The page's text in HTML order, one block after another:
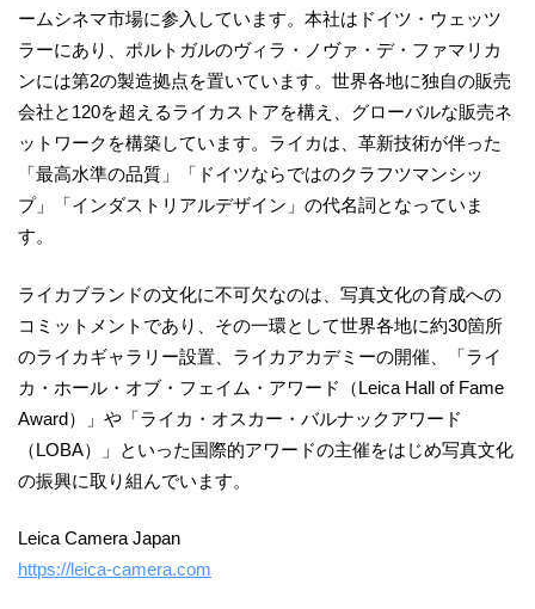
ームシネマ市場に参入しています。本社はドイツ・ウェッツ
ラーにあり、ポルトガルのヴィラ・ノヴァ・デ・ファマリカ
ンには第2の製造拠点を置いています。世界各地に独自の販売
会社と120を超えるライカストアを構え、グローバルな販売ネ
ットワークを構築しています。ライカは、革新技術が伴った
「最高水準の品質」「ドイツならではのクラフツマンシッ
プ」「インダストリアルデザイン」の代名詞となっていま
す。
ライカブランドの文化に不可欠なのは、写真文化の育成への
コミットメントであり、その一環として世界各地に約30箇所
のライカギャラリー設置、ライカアカデミーの開催、「ライ
カ・ホール・オブ・フェイム・アワード（Leica Hall of Fame
Award）」や「ライカ・オスカー・バルナックアワード
（LOBA）」といった国際的アワードの主催をはじめ写真文化
の振興に取り組んでいます。
Leica Camera Japan
https://leica-camera.com